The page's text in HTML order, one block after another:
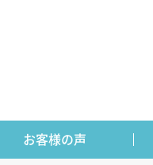
お客様の声